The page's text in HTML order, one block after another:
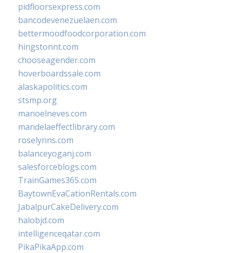
pidfloorsexpress.com
bancodevenezuelaen.com
bettermoodfoodcorporation.com
hingstonnt.com
chooseagender.com
hoverboardssale.com
alaskapolitics.com
stsmp.org
manoelneves.com
mandelaeffectlibrary.com
roselynns.com
balanceyoganj.com
salesforceblogs.com
TrainGames365.com
BaytownEvaCationRentals.com
JabalpurCakeDelivery.com
halobjd.com
intelligenceqatar.com
PikaPikaApp.com